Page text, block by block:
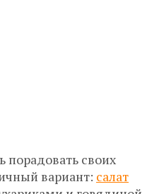
порадовать своих
вариант: салат